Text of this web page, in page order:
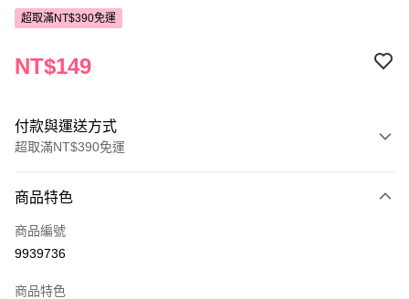
超取滿NT$390免運
NT$149
付款與運送方式
超取滿NT$390免運
POYA支付
信用卡一次付款
商品特色
商品編號
9939736
商品特色